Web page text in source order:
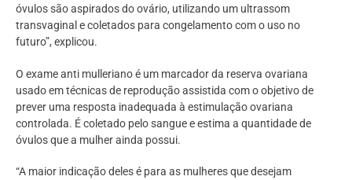
óvulos são aspirados do ovário, utilizando um ultrassom
transvaginal e coletados para congelamento com o uso no
futuro”, explicou.
O exame anti mulleriano é um marcador da reserva ovariana
usado em técnicas de reprodução assistida com o objetivo de
prever uma resposta inadequada à estimulação ovariana
controlada. É coletado pelo sangue e estima a quantidade de
óvulos que a mulher ainda possui.
“A maior indicação deles é para as mulheres que desejam